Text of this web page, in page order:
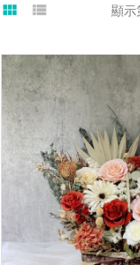
view_module view_list 顯示